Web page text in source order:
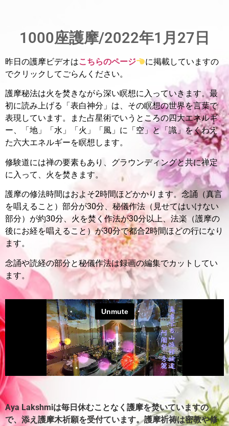
1000座護摩/2022年1月27日
昨日の護摩ビデオはこちらのページ
に掲載していますの
でクリックしてごらんください。
護摩秘法は火を焚きながら深い瞑想に入っていきます。最
初に読み上げる「表白神分」は、その瞑想の世界を言葉で
表現しています。また占星術でいうところの四大エネルギ
ー、「地」「水」「火」「風」に「空」と「識」をくわえ
た六大エネルギーを瞑想します。
修験道には禅の要素もあり、グラウンディングと共に禅定
に入って、火を焚きます。
護摩の修法時間はおよそ2時間ほどかかります。 念誦（真言
を唱えること）部分が30分、秘儀作法（見せてはいけない
部分）が約30分、火を焚く作法が30分以上、法楽（護摩の
後にお経を唱えること）が30分で都合2時間ほどの行になり
ます。
念誦や読経の部分と秘儀作法は録画の編集でカットしてい
ます。
Aya Lakshmiは毎日休むことなく護摩を焚いていますの
で、添え護摩木祈願を受付ています。護摩祈祷は密教や修